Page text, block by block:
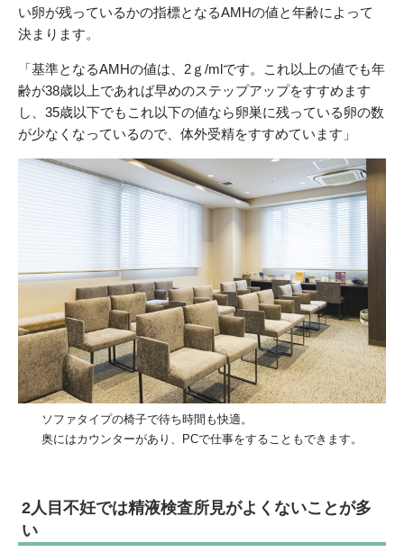
い卵が残っているかの指標となるAMHの値と年齢によって
決まります。
「基準となるAMHの値は、2ｇ/mlです。これ以上の値でも年
齢が38歳以上であれば早めのステップアップをすすめます
し、35歳以下でもこれ以下の値なら卵巣に残っている卵の数
が少なくなっているので、体外受精をすすめています」
ソファタイプの椅子で待ち時間も快適。
奥にはカウンターがあり、PCで仕事をすることもできます。
2人目不妊では精液検査所見がよくないことが多
い